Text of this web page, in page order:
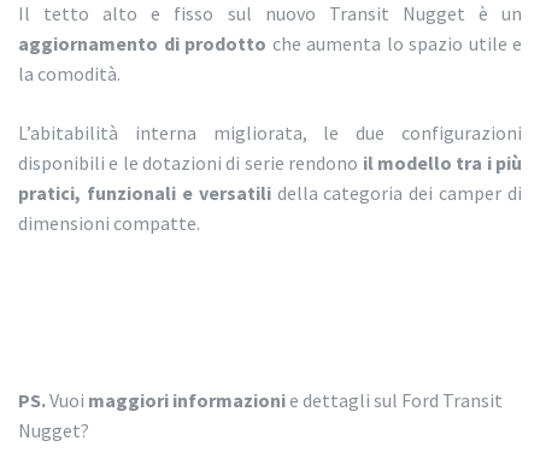
Il tetto alto e fisso sul nuovo Transit Nugget è un
aggiornamento di prodotto che aumenta lo spazio utile e
la comodità.
L’abitabilità interna migliorata, le due configurazioni
disponibili e le dotazioni di serie rendono il modello tra i più
pratici, funzionali e versatilidella categoria dei camper di
dimensioni compatte.
PS.Vuoi maggiori informazionie dettagli sul Ford Transit
Nugget?